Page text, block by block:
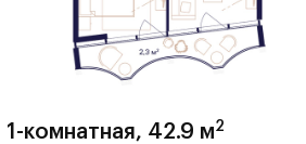
1-комнатная, 42.9 м2